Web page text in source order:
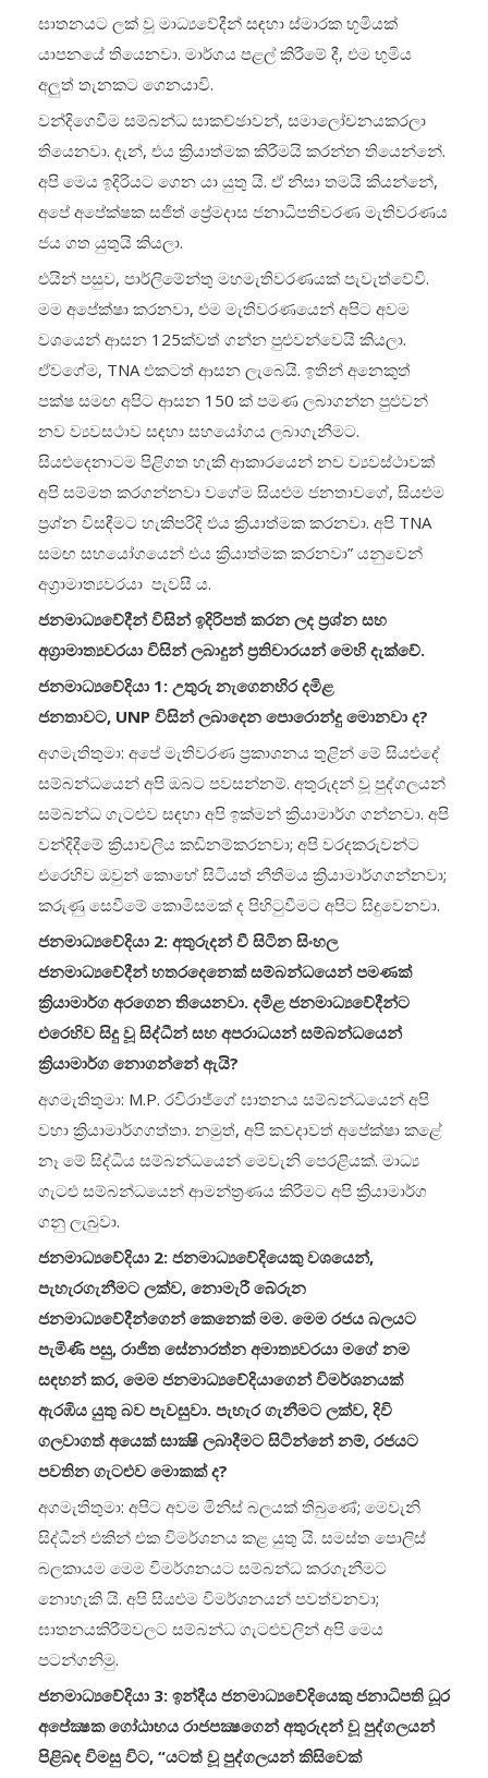
ඝාතනයට ලක් වූ මාධ්‍යවේදීන් සඳහා ස්මාරක භූමියක්
යාපනයේ තියෙනවා. මාර්ගය පළල් කිරීමේ දී, එම භුමිය
අලුත් තැනකට ගෙනයාවි.
වන්දිගෙවීම සම්බන්ධ සාකච්ඡාවන්, සමාලෝචනයකරලා
තියෙනවා. දැන්, එය ක්‍රියාත්මක කිරීමයි කරන්න තියෙන්නේ.
අපි මෙය ඉදිරියට ගෙන යා යුතු යි. ඒ නිසා තමයි කියන්නේ,
අපේ අපේක්ෂක සජිත් ප්‍රේමදාස ජනාධිපතිවරණ මැතිවරණය
ජය ගත යුතුයි කියලා.
එයින් පසුව, පාර්ලිමේන්තු මහමැතිවරණයක් පැවැත්වේවි.
මම අපේක්ෂා කරනවා, එම මැතිවරණයෙන් අපිට අවම
වශයෙන් ආසන 125ක්වත් ගන්න පුළුවන්වෙයි කියලා.
ඒවගේම, TNA එකටත් ආසන ලැබෙයි. ඉතින් අනෙකුත්
පක්ෂ සමඟ අපිට ආසන 150 ක් පමණ ලබාගන්න පුළුවන්
නව ව්‍යවසථාව සඳහා සහයෝගය ලබාගැනීමට.
සියළුදෙනාටම පිළිගත හැකි ආකාරයෙන් නව ව්‍යවස්ථාවක්
අපි සම්මත කරගන්නවා වගේම සියළුම ජනතාවගේ, සියළුම
ප්‍රශ්න විසඳීමට හැකිපරිදි එය ක්‍රියාත්මක කරනවා. අපි TNA
සමඟ සහයෝගයෙන් එය ක්‍රියාත්මක කරනවා” යනුවෙන්
අග්‍රාමාත්‍යවරයා පැවසී ය.
ජනමාධ්‍යවේදීන් විසින් ඉදිරිපත් කරන ලද ප්‍රශ්න සහ
අග්‍රාමාත්‍යවරයා විසින් ලබාදුන් ප්‍රතිචාරයන් මෙහි දැක්වේ.
ජනමාධ්‍යවේදියා 1: උතුරු නැගෙනහිර දමිළ
ජනතාවට, UNP විසින් ලබාදෙන පොරොන්දු මොනවා ද?
අගමැතිතුමා: අපේ මැතිවරණ ප්‍රකාශනය තුළින් මේ සියළුදේ
සම්බන්ධයෙන් අපි ඔබට පවසන්නම්. අතුරුදන් වූ පුද්ගලයන්
සම්බන්ධ ගැටළුව සඳහා අපි ඉක්මන් ක්‍රියාමාර්ග ගන්නවා. අපි
වන්දිදීමේ ක්‍රියාවලිය කඩිනම්කරනවා; අපි වරදකරුවන්ට
එරෙහිව ඔවුන් කොහේ සිටියත් නීතීමය ක්‍රියාමාර්ගගන්නවා;
කරුණු සෙවීමේ කොමිසමක් ද පිහිටුවීමට අපිට සිදුවෙනවා.
ජනමාධ්‍යවේදියා 2: අතුරුදන් වී සිටින සිංහල
ජනමාධ්‍යවේදීන් හතරදෙනෙක් සම්බන්ධයෙන් පමණක්
ක්‍රියාමාර්ග අරගෙන තියෙනවා. දමිළ ජනමාධ්‍යවේදීන්ට
එරෙහිව සිදු වූ සිද්ධීන් සහ අපරාධයන් සම්බන්ධයෙන්
ක්‍රියාමාර්ග නොගන්නේ ඇයි?
අගමැතිතුමා: M.P. රවිරාජ්ගේ ඝාතනය සම්බන්ධයෙන් අපි
වහා ක්‍රියාමාර්ගගත්තා. නමුත්, අපි කවදාවත් අපේක්ෂා කළේ
නෑ මේ සිද්ධිය සම්බන්ධයෙන් මෙවැනි පෙරළියක්. මාධ්‍ය
ගැටළු සම්බන්ධයෙන් ආමන්ත්‍රණය කිරීමට අපි ක්‍රියාමාර්ග
ගනු ලැබුවා.
ජනමාධ්‍යවේදියා 2: ජනමාධ්‍යවේදියෙකු වශයෙන්,
පැහැරගැනීමට ලක්ව, නොමැරී බේරුන
ජනමාධ්‍යවේදීන්ගෙන් කෙනෙක් මම. මෙම රජය බලයට
පැමිණි පසු, රාජිත සේනාරත්න අමාත්‍යවරයා මගේ නම
සඳහන් කර, මෙම ජනමාධ්‍යවේදියාගෙන් විමර්ශනයක්
ඇරඹිය යුතු බව පැවසුවා. පැහැර ගැනීමට ලක්ව, දිවි
ගලවාගත් අයෙක් සාක්‍ෂි ලබාදීමට සිටින්නේ නම්, රජයට
පවතින ගැටළුව මොකක් ද?
අගමැතිතුමා: අපිට අවම මිනිස් බලයක් තිබුණේ; මෙවැනි
සිද්ධීන් එකින් එක විමර්ශනය කළ යුතු යි. සමස්ත පොලිස්
බලකායම මෙම විමර්ශනයට සම්බන්ධ කරගැනීමට
නොහැකි යි. අපි සියළුම විමර්ශනයන් පවත්වනවා;
ඝාතනයකිරීම්වලට සම්බන්ධ ගැටළුවලින් අපි මෙය
පටන්ගනිමු.
ජනමාධ්‍යවේදියා 3: ඉන්දීය ජනමාධ්‍යවේදියෙකු ජනාධිපති ධූර
අපේක්‍ෂක ගෝඨාභය රාජපක්‍ෂගෙන් අතුරුදන් වූ පුද්ගලයන්
පිළිබඳ විමසු විට, “යටත් වූ පුද්ගලයන් කිසිවෙක්